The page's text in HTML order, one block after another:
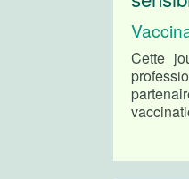
Cette